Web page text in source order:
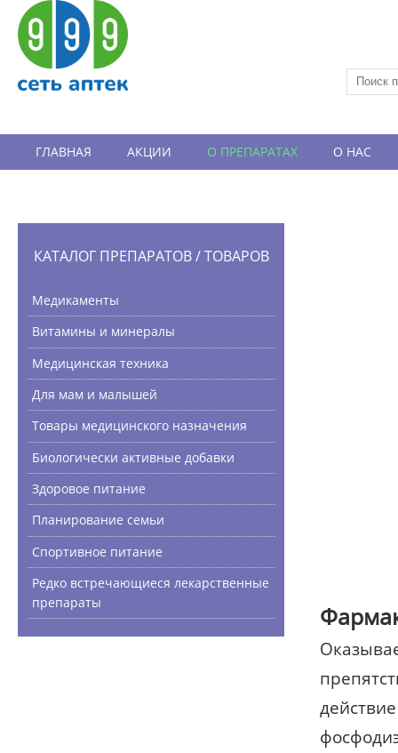
ГЛАВНАЯ АКЦИИ О ПРЕПАРАТАХ О НАС
КАТАЛОГ ПРЕПАРАТОВ / ТОВАРОВ
Медикаменты
Витамины и минералы
Медицинская техника
Для мам и малышей
Товары медицинского назначения
Биологически активные добавки
Здоровое питание
Планирование семьи
Спортивное питание
Редко встречающиеся лекарственные
препараты